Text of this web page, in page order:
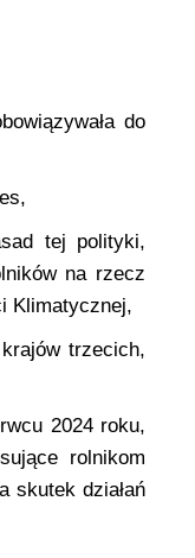
do
tej polityki,
na rzecz
Klimatycznej,
trzecich,
2024 roku,
rolnikom
skutek działań